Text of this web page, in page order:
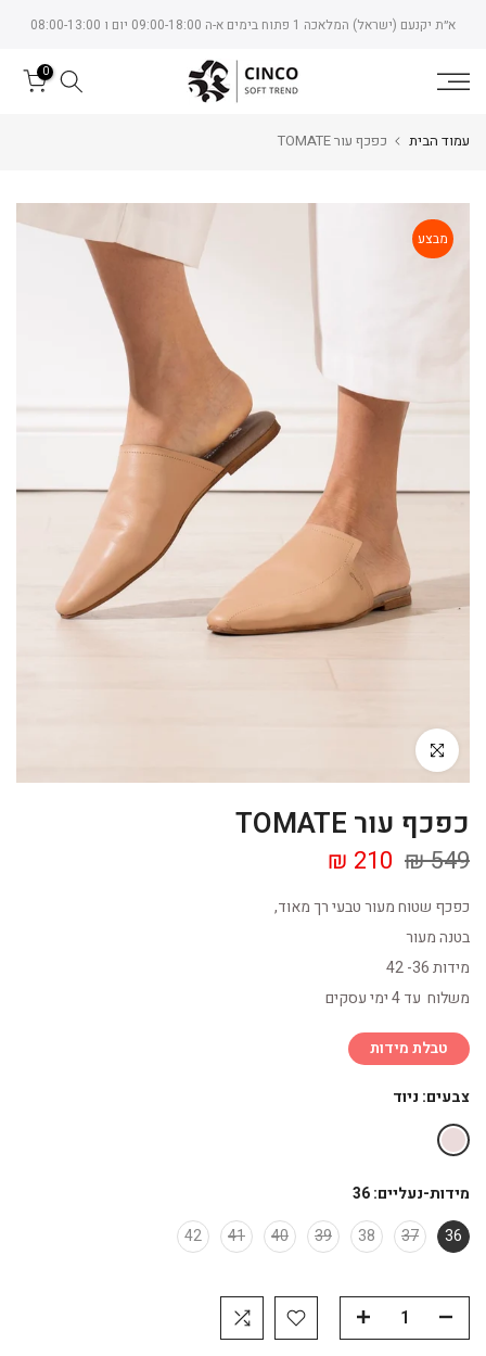
Skip
content
א״ת יקנעם (ישראל) המלאכה 1 פתוח בימים א-ה 09:00-18:00 יום ו 08:00-13:00
0
עמוד הבית כפכף עור TOMATE
מבצע
Click to enlarge
כפכף עור TOMATE
549 ₪
210 ₪
כפכף שטוח מעור טבעי רך מאוד,
בטנה מעור
מידות 36- 42
משלוח עד 4 ימי עסקים
טבלת מידות
צבעים: ניוד
מידות-נעליים:36
36
37
38
39
40
41
42